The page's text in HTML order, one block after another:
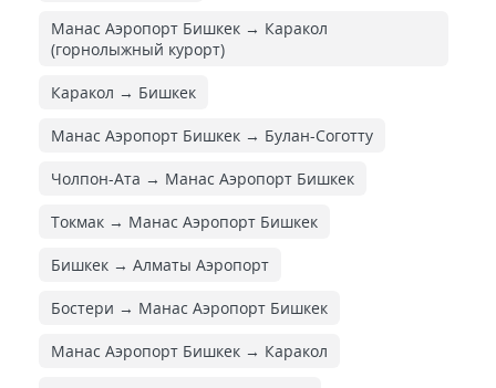
Манас Аэропорт Бишкек → Каракол
(горнолыжный курорт)
Каракол → Бишкек
Манас Аэропорт Бишкек → Булан-Соготту
Чолпон-Ата → Манас Аэропорт Бишкек
Токмак → Манас Аэропорт Бишкек
Бишкек → Алматы Аэропорт
Бостери → Манас Аэропорт Бишкек
Манас Аэропорт Бишкек → Каракол